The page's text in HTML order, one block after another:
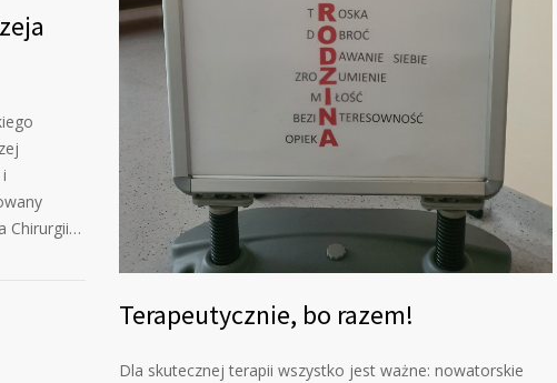
Chirurgii…
Terapeutycznie, bo razem!
Dla skutecznej terapii wszystko jest ważne: nowatorskie